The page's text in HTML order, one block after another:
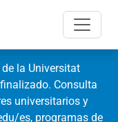
la Universitat
Consulta
universitarios y
es, programas de